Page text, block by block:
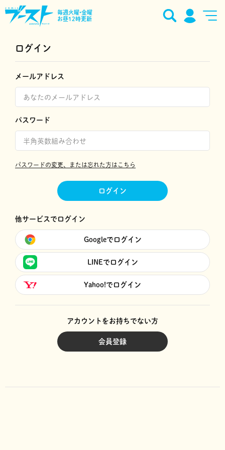
毎週火曜•金曜
お昼12時更新
ログイン
メールアドレス
パスワード
パスワードの変更、または忘れた方はこちら
ログイン
他サービスでログイン
Googleでログイン
LINEでログイン
Yahoo!でログイン
アカウントをお持ちでない方
会員登録